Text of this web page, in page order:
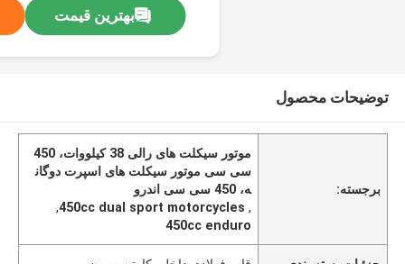
بهترین قیمت
توضیحات محصول
برجسته:
موتور سیکلت های رالی 38 کیلووات، 450
سی سی موتور سیکلت های اسپرت دوگان
ه، 450 سی سی اندرو
,
450cc dual sport motorcycles
,
450cc enduro